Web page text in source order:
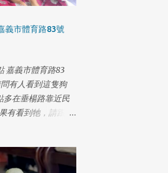
怕的事情 還是發生
旺旺 時間晚上8:21
旺旺 一直急著找
速公路 位置在 深
往新店滙流交接處
一邊 車子無法來的
前方撞上後 在車子
靠著邊邊逆向走 我
交流道跨越木柵路5
旺的身影 接著趕
義市體育路83號
嘉義市體育路83
有人看到這隻狗
多在垂楊路靠近民
有看到牠，請跟我